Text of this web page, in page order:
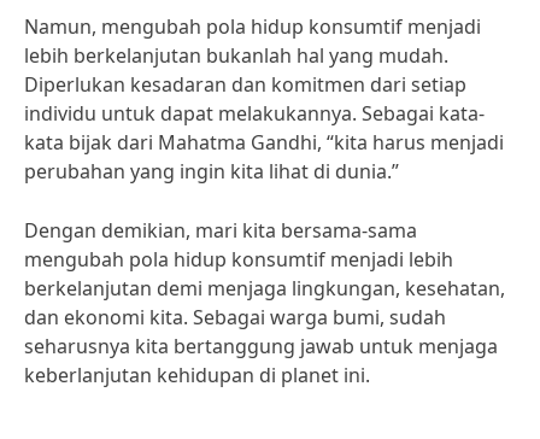
Namun, mengubah pola hidup konsumtif menjadi
lebih berkelanjutan bukanlah hal yang mudah.
Diperlukan kesadaran dan komitmen dari setiap
individu untuk dapat melakukannya. Sebagai kata-
kata bijak dari Mahatma Gandhi, “kita harus menjadi
perubahan yang ingin kita lihat di dunia.”
Dengan demikian, mari kita bersama-sama
mengubah pola hidup konsumtif menjadi lebih
berkelanjutan demi menjaga lingkungan, kesehatan,
dan ekonomi kita. Sebagai warga bumi, sudah
seharusnya kita bertanggung jawab untuk menjaga
keberlanjutan kehidupan di planet ini.